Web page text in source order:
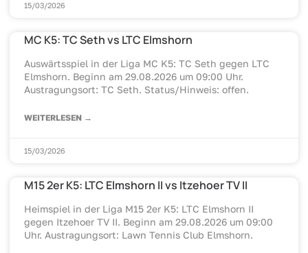
15/03/2026
MC K5: TC Seth vs LTC Elmshorn
Auswärtsspiel in der Liga MC K5: TC Seth gegen LTC
Elmshorn. Beginn am 29.08.2026 um 09:00 Uhr.
Austragungsort: TC Seth. Status/Hinweis: offen.
WEITERLESEN →
15/03/2026
M15 2er K5: LTC Elmshorn II vs Itzehoer TV II
Heimspiel in der Liga M15 2er K5: LTC Elmshorn II
gegen Itzehoer TV II. Beginn am 29.08.2026 um 09:00
Uhr. Austragungsort: Lawn Tennis Club Elmshorn.